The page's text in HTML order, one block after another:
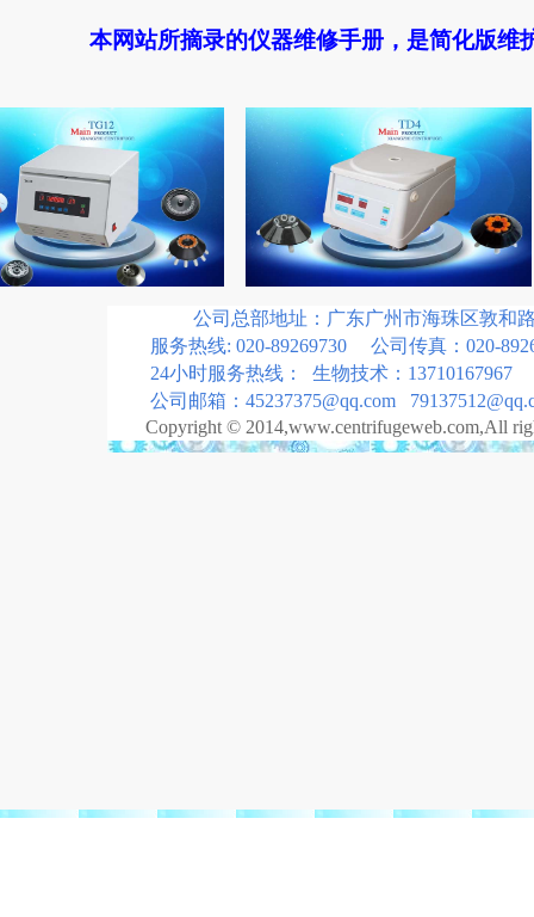
本网站所摘录的仪器维修手册，是简化版
公司总部地址：广东广州市海珠区敦和路
服务热线: 020-89269730 公司传真：020-
24小时服务热线： 生物技术：13710167967
公司邮箱：45237375@qq.com
Copyright © 2014,www.centrifugeweb.com,All